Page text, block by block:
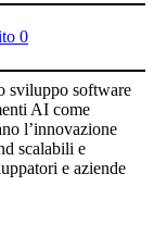
0
sviluppo software
AI come
l’innovazione
scalabili e
e aziende